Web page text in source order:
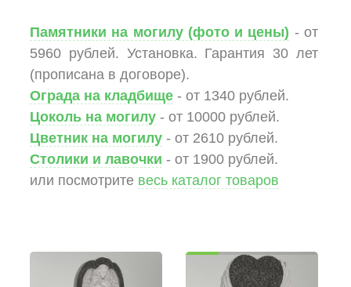
Памятники на могилу (фото и цены) - от
5960 рублей. Установка. Гарантия 30 лет
(прописана в договоре).
Ограда на кладбище - от 1340 рублей.
Цоколь на могилу - от 10000 рублей.
Цветник на могилу - от 2610 рублей.
Столики и лавочки - от 1900 рублей.
или посмотрите весь каталог товаров